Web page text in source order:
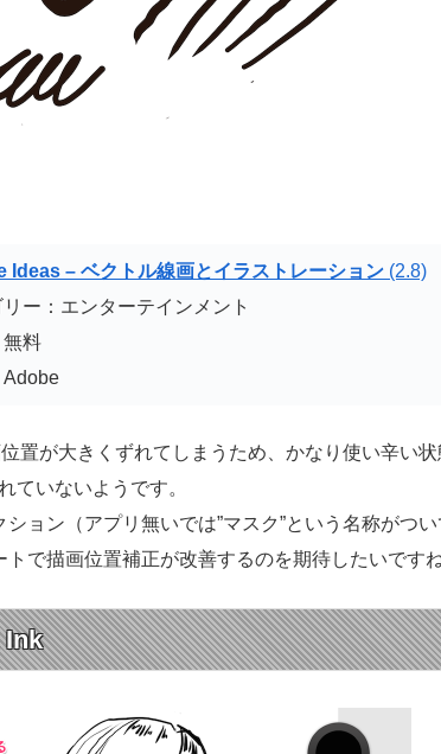
Ideas – ベクトル線画とイラストレーション (2.8)
リー：エンターテインメント
料
Adobe
置が大きくずれてしまうため、かなり使い辛い
ていないようです。
ョン（アプリ無いでは”マスク”という名称がつ
で描画位置補正が改善するのを期待したいですね
Ink